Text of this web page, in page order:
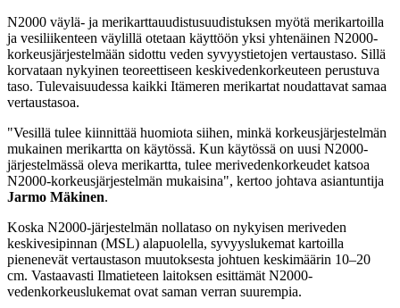
N2000 väylä- ja merikarttauudistusuudistuksen myötä merikartoilla
ja vesiliikenteen väylillä otetaan käyttöön yksi yhtenäinen N2000-
korkeusjärjestelmään sidottu veden syvyystietojen vertaustaso. Sillä
korvataan nykyinen teoreettiseen keskivedenkorkeuteen perustuva
taso. Tulevaisuudessa kaikki Itämeren merikartat noudattavat samaa
vertaustasoa.
"Vesillä tulee kiinnittää huomiota siihen, minkä korkeusjärjestelmän
mukainen merikartta on käytössä. Kun käytössä on uusi N2000-
järjestelmässä oleva merikartta, tulee merivedenkorkeudet katsoa
N2000-korkeusjärjestelmän mukaisina", kertoo johtava asiantuntija
Jarmo Mäkinen.
Koska N2000-järjestelmän nollataso on nykyisen meriveden
keskivesipinnan (MSL) alapuolella, syvyyslukemat kartoilla
pienenevät vertaustason muutoksesta johtuen keskimäärin 10–20
cm. Vastaavasti Ilmatieteen laitoksen esittämät N2000-
vedenkorkeuslukemat ovat saman verran suurempia.